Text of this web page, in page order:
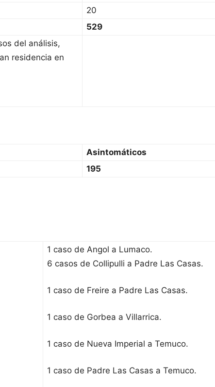
20
529
del análisis,
residencia en
Asintomáticos
195
1 caso de Angol a Lumaco.
6 casos de Collipulli a Padre Las Casas.
1 caso de Freire a Padre Las Casas.
1 caso de Gorbea a Villarrica.
1 caso de Nueva Imperial a Temuco.
1 caso de Padre Las Casas a Temuco.